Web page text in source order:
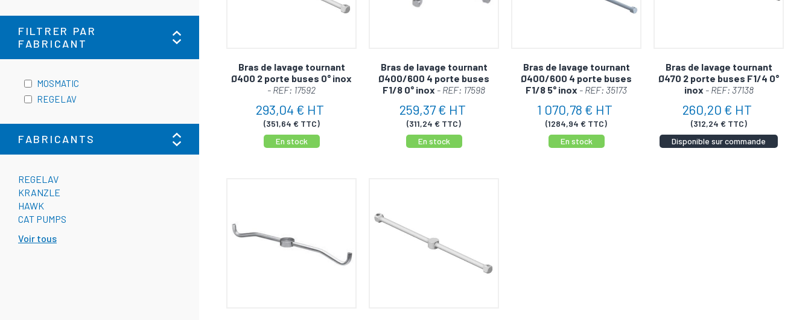
FILTRER PAR
FABRICANT
MOSMATIC
REGELAV
FABRICANTS
REGELAV
KRANZLE
HAWK
CAT PUMPS
Voir tous
Bras de lavage tournant
Ø400 2 porte buses 0° inox
- REF: 17592
293,04 € HT
(351,64 € TTC)
En stock
Bras de lavage tournant
Ø400/600 4 porte buses
F1/8 0° inox - REF: 17598
259,37 € HT
(311,24 € TTC)
En stock
Bras de lavage tournant
Ø400/600 4 porte buses
F1/8 5° inox - REF: 35173
1 070,78 € HT
(1284,94 € TTC)
En stock
Bras de lavage tournant
Ø470 2 porte buses F1/4 0°
inox - REF: 37138
260,20 € HT
(312,24 € TTC)
Disponible sur commande